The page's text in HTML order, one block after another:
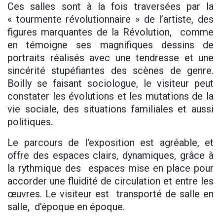
Ces salles sont à la fois traversées par la
« tourmente révolutionnaire » de l’artiste, des
figures marquantes de la Révolution, comme
en témoigne ses magnifiques dessins de
portraits réalisés avec une tendresse et une
sincérité stupéfiantes des scènes de genre.
Boilly se faisant sociologue, le visiteur peut
constater les évolutions et les mutations de la
vie sociale, des situations familiales et aussi
politiques.
Le parcours de l'exposition est agréable, et
offre des espaces clairs, dynamiques, grâce à
la rythmique des espaces mise en place pour
accorder une fluidité de circulation et entre les
œuvres. Le visiteur est transporté de salle en
salle, d'époque en époque.